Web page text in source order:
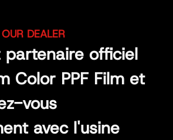
partenaire officiel
Color PPF Film et
vous
avec l'usine